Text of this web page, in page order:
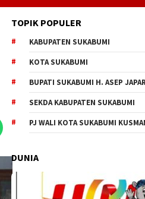
TOPIK POPULER
KABUPATEN SUKABUMI
KOTA SUKABUMI
BUPATI SUKABUMI H. ASEP
SEKDA KABUPATEN SUKABUMI
PJ WALI KOTA SUKABUMI
DUNIA